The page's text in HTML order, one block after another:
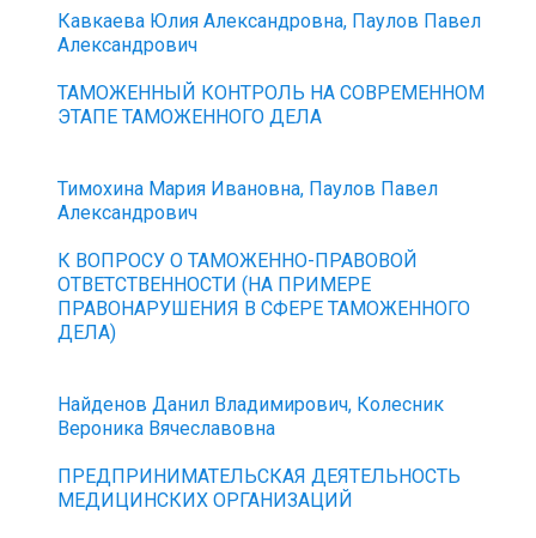
Кавкаева Юлия Александровна, Паулов Павел
Александрович
ТАМОЖЕННЫЙ КОНТРОЛЬ НА СОВРЕМЕННОМ
ЭТАПЕ ТАМОЖЕННОГО ДЕЛА
Тимохина Мария Ивановна, Паулов Павел
Александрович
К ВОПРОСУ О ТАМОЖЕННО-ПРАВОВОЙ
ОТВЕТСТВЕННОСТИ (НА ПРИМЕРЕ
ПРАВОНАРУШЕНИЯ В СФЕРЕ ТАМОЖЕННОГО
ДЕЛА)
Найденов Данил Владимирович, Колесник
Вероника Вячеславовна
ПРЕДПРИНИМАТЕЛЬСКАЯ ДЕЯТЕЛЬНОСТЬ
МЕДИЦИНСКИХ ОРГАНИЗАЦИЙ